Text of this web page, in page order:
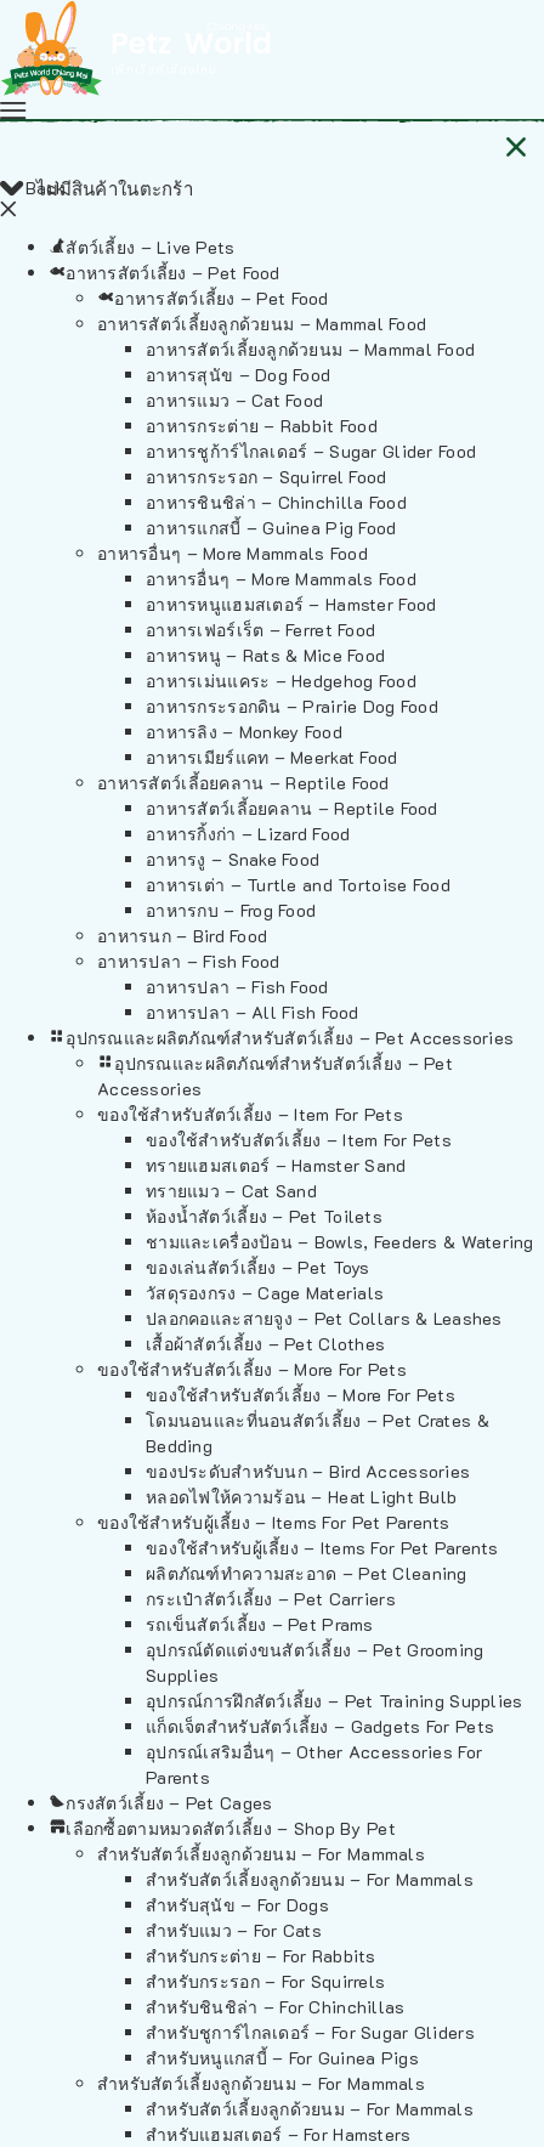
ไม่มีสินค้าในตะกร้า
Back
สัตว์เลี้ยง – Live Pets
อาหารสัตว์เลี้ยง – Pet Food
อาหารสัตว์เลี้ยง – Pet Food
อาหารสัตว์เลี้ยงลูกด้วยนม – Mammal Food
อาหารสัตว์เลี้ยงลูกด้วยนม – Mammal Food
อาหารสุนัข – Dog Food
อาหารแมว – Cat Food
อาหารกระต่าย – Rabbit Food
อาหารชูก้าร์ไกลเดอร์ – Sugar Glider Food
อาหารกระรอก – Squirrel Food
อาหารชินชิล่า – Chinchilla Food
อาหารแกสบี้ – Guinea Pig Food
อาหารอื่นๆ – More Mammals Food
อาหารอื่นๆ – More Mammals Food
อาหารหนูแฮมสเตอร์ – Hamster Food
อาหารเฟอร์เร็ต – Ferret Food
อาหารหนู – Rats & Mice Food
อาหารเม่นแคระ – Hedgehog Food
อาหารกระรอกดิน – Prairie Dog Food
อาหารลิง – Monkey Food
อาหารเมียร์แคท – Meerkat Food
อาหารสัตว์เลี้อยคลาน – Reptile Food
อาหารสัตว์เลี้อยคลาน – Reptile Food
อาหารกิ้งก่า – Lizard Food
อาหารงู – Snake Food
อาหารเต่า – Turtle and Tortoise Food
อาหารกบ – Frog Food
อาหารนก – Bird Food
อาหารปลา – Fish Food
อาหารปลา – Fish Food
อาหารปลา – All Fish Food
อุปกรณและผลิตภัณฑ์สำหรับสัตว์เลี้ยง – Pet Accessories
อุปกรณและผลิตภัณฑ์สำหรับสัตว์เลี้ยง – Pet
Accessories
ของใช้สำหรับสัตว์เลี้ยง – Item For Pets
ของใช้สำหรับสัตว์เลี้ยง – Item For Pets
ทรายแฮมสเตอร์ – Hamster Sand
ทรายแมว – Cat Sand
ห้องน้ำสัตว์เลี้ยง – Pet Toilets
ชามและเครื่องป้อน – Bowls, Feeders & Watering
ของเล่นสัตว์เลี้ยง – Pet Toys
วัสดุรองกรง – Cage Materials
ปลอกคอและสายจูง – Pet Collars & Leashes
เสื้อผ้าสัตว์เลี้ยง – Pet Clothes
ของใช้สำหรับสัตว์เลี้ยง – More For Pets
ของใช้สำหรับสัตว์เลี้ยง – More For Pets
โดมนอนและที่นอนสัตว์เลี้ยง – Pet Crates &
Bedding
ของประดับสำหรับนก – Bird Accessories
หลอดไฟให้ความร้อน – Heat Light Bulb
ของใช้สำหรับผู้เลี้ยง – Items For Pet Parents
ของใช้สำหรับผู้เลี้ยง – Items For Pet Parents
ผลิตภัณฑ์ทำความสะอาด – Pet Cleaning
กระเป๋าสัตว์เลี้ยง – Pet Carriers
รถเข็นสัตว์เลี้ยง – Pet Prams
อุปกรณ์ตัดแต่งขนสัตว์เลี้ยง – Pet Grooming
Supplies
อุปกรณ์การฝึกสัตว์เลี้ยง – Pet Training Supplies
แก็ดเจ็ตสำหรับสัตว์เลี้ยง – Gadgets For Pets
อุปกรณ์เสริมอื่นๆ – Other Accessories For
Parents
กรงสัตว์เลี้ยง – Pet Cages
เลือกซื้อตามหมวดสัตว์เลี้ยง – Shop By Pet
สำหรับสัตว์เลี้ยงลูกด้วยนม – For Mammals
สำหรับสัตว์เลี้ยงลูกด้วยนม – For Mammals
สำหรับสุนัข – For Dogs
สำหรับแมว – For Cats
สำหรับกระต่าย – For Rabbits
สำหรับกระรอก – For Squirrels
สำหรับชินชิล่า – For Chinchillas
สำหรับชูการ์ไกลเดอร์ – For Sugar Gliders
สำหรับหนูแกสบี้ – For Guinea Pigs
สำหรับสัตว์เลี้ยงลูกด้วยนม – For Mammals
สำหรับสัตว์เลี้ยงลูกด้วยนม – For Mammals
สำหรับแฮมสเตอร์ – For Hamsters